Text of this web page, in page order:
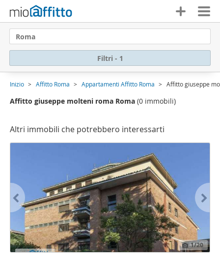
Roma
Filtri - 1
Inizio Affitto Roma Appartamenti Affitto Roma Affitto giuseppe
Affitto giuseppe molteni roma Roma (0 immobili)
Altri immobili che potrebbero interessarti
1/20